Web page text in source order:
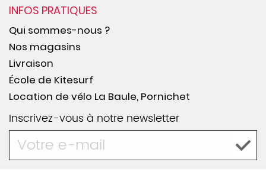
INFOS PRATIQUES
Qui sommes-nous ?
Nos magasins
Livraison
École de Kitesurf
Location de vélo La Baule, Pornichet
Inscrivez-vous à notre newsletter